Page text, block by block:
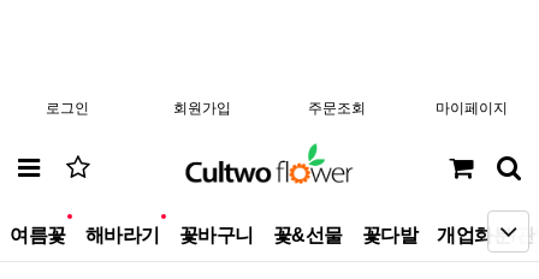
로그인 회원가입 주문조회 마이페이지
여름꽃 해바라기 꽃바구니 꽃&선물 꽃다발 개업화분/